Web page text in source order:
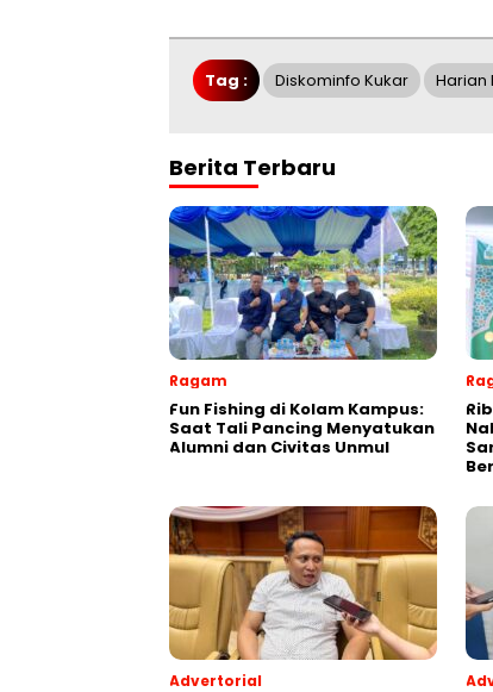
Tag : Diskominfo Kukar Harian
Berita Terbaru
Ragam
Fun Fishing di Kolam Kampus:
Saat Tali Pancing Menyatukan
Alumni dan Civitas Unmul
Advertorial